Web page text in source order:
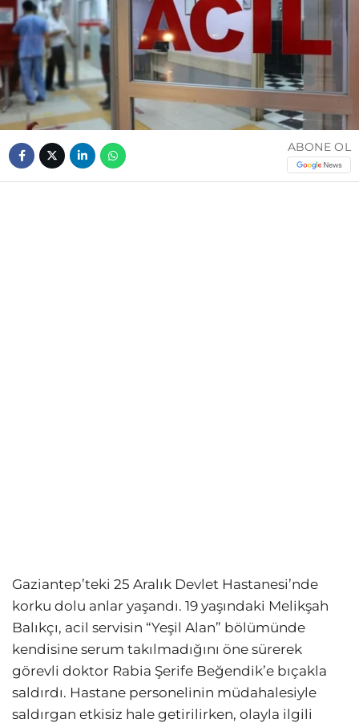
ABONE OL
Gaziantep’teki 25 Aralık Devlet Hastanesi’nde
korku dolu anlar yaşandı. 19 yaşındaki Melikşah
Balıkçı, acil servisin “Yeşil Alan” bölümünde
kendisine serum takılmadığını öne sürerek
görevli doktor Rabia Şerife Beğendik’e bıçakla
saldırdı. Hastane personelinin müdahalesiyle
saldırgan etkisiz hale getirilirken, olayla ilgili